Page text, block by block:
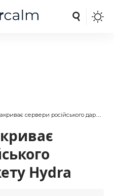
сервери російського даркнет-маркету Hydra
Hydra